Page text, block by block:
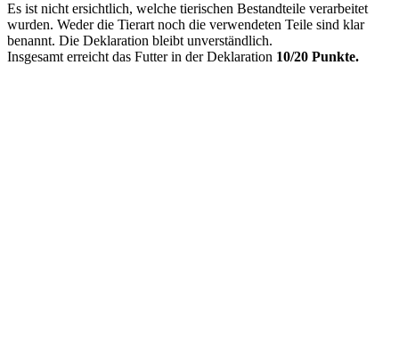
Es ist nicht ersichtlich, welche tierischen Bestandteile verarbeitet
wurden. Weder die Tierart noch die verwendeten Teile sind klar
benannt. Die Deklaration bleibt unverständlich.
Insgesamt erreicht das Futter in der Deklaration 10/20 Punkte.